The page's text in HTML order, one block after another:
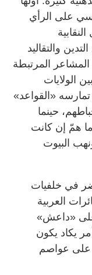
على الرأي
والتقاليد
المشاعر المرتبطة
الولايات
تمارسه «القواعد»
حينما
همّ إن كانت
البيوت
في خلفيات
العربية
على «داعش»
يكاد يكون
على عواصم